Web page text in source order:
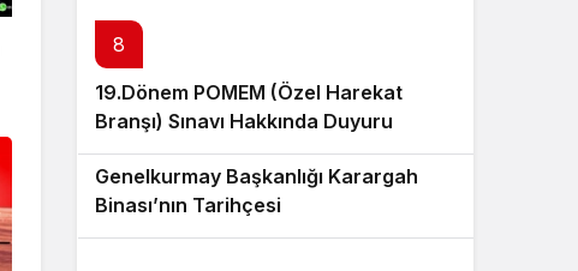
8
19.Dönem POMEM (Özel Harekat
Branşı) Sınavı Hakkında Duyuru
9
Genelkurmay Başkanlığı Karargah
Binası’nın Tarihçesi